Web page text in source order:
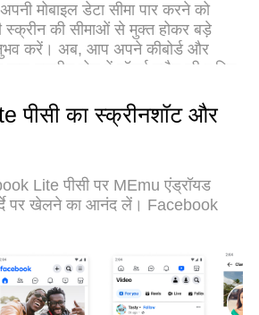
मोबाइल डेटा सीमा पार करने को
स्क्रीन की सीमाओं से मुक्त होकर बड़े
करें। अब, आप अपने कीबोर्ड और
स्क्रीन मोड में टॉपर्स क्लैन की शक्ति
करते हैं: त्वरित इंस्टॉलेशन और
बैटरी की आवश्यकता नहीं, और
सीमा नहीं। नया MEmu 9 आपके कंप्यूटर
मल्टी-इंस्टेंस मैनेजर एक साथ दो या
समर्थन करता है। इससे भी महत्वपूर्ण
इम्यूलेशन इंजन आपके कंप्यूटर के
पीसी का स्क्रीनशॉट और
Lite पीसी पर MEmu एंड्रॉयड
पर खेलने का आनंद लें। Facebook